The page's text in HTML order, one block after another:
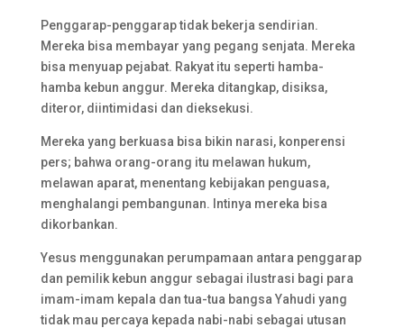
Penggarap-penggarap tidak bekerja sendirian.
Mereka bisa membayar yang pegang senjata. Mereka
bisa menyuap pejabat. Rakyat itu seperti hamba-
hamba kebun anggur. Mereka ditangkap, disiksa,
diteror, diintimidasi dan dieksekusi.
Mereka yang berkuasa bisa bikin narasi, konperensi
pers; bahwa orang-orang itu melawan hukum,
melawan aparat, menentang kebijakan penguasa,
menghalangi pembangunan. Intinya mereka bisa
dikorbankan.
Yesus menggunakan perumpamaan antara penggarap
dan pemilik kebun anggur sebagai ilustrasi bagi para
imam-imam kepala dan tua-tua bangsa Yahudi yang
tidak mau percaya kepada nabi-nabi sebagai utusan